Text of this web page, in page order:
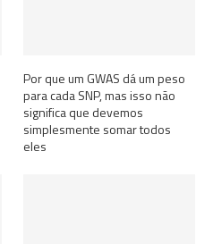
Por que um GWAS dá um peso
para cada SNP, mas isso não
significa que devemos
simplesmente somar todos
eles